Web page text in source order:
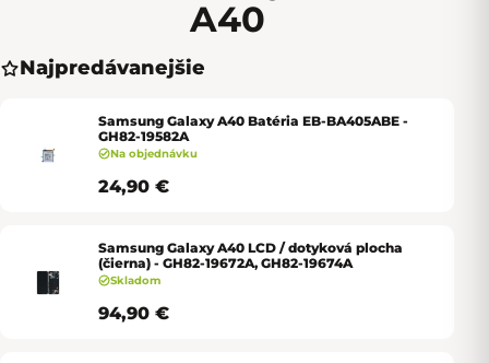
A40
Najpredávanejšie
Samsung Galaxy A40 Batéria EB-BA405ABE -
GH82-19582A
Na objednávku
24,90 €
Samsung Galaxy A40 LCD / dotyková plocha
(čierna) - GH82-19672A, GH82-19674A
Skladom
94,90 €